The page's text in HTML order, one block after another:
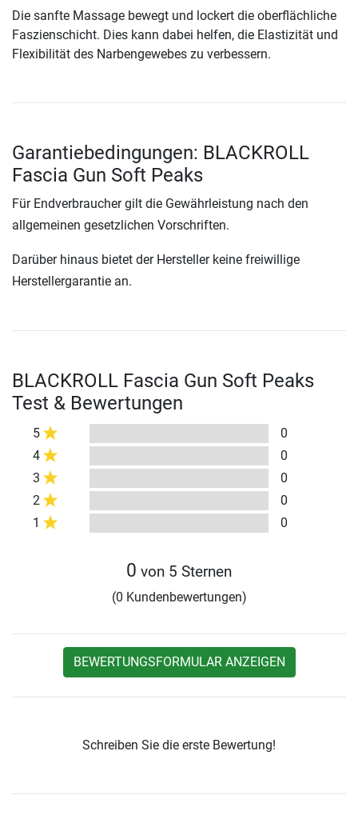
Die sanfte Massage bewegt und lockert die oberflächliche
Faszienschicht. Dies kann dabei helfen, die Elastizität und
Flexibilität des Narbengewebes zu verbessern.
Garantiebedingungen: BLACKROLL
Fascia Gun Soft Peaks
Für Endverbraucher gilt die Gewährleistung nach den
allgemeinen gesetzlichen Vorschriften.
Darüber hinaus bietet der Hersteller keine freiwillige
Herstellergarantie an.
BLACKROLL Fascia Gun Soft Peaks
Test & Bewertungen
5
0
4
0
3
0
2
0
1
0
0 von 5 Sternen
(0 Kundenbewertungen)
BEWERTUNGSFORMULAR ANZEIGEN
Schreiben Sie die erste Bewertung!